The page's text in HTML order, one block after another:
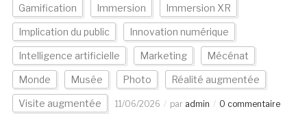
Gamification Immersion Immersion XR
Implication du public Innovation numérique
Intelligence artificielle Marketing Mécénat
Monde Musée Photo Réalité augmentée
Visite augmentée 11/06/2026 par admin 0 commentaire